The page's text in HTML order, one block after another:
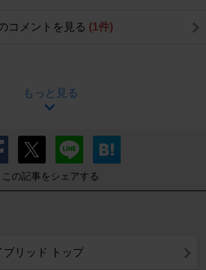
コメントを見る (1件)
もっと見る
この記事をシェアする
ブリッド トップ